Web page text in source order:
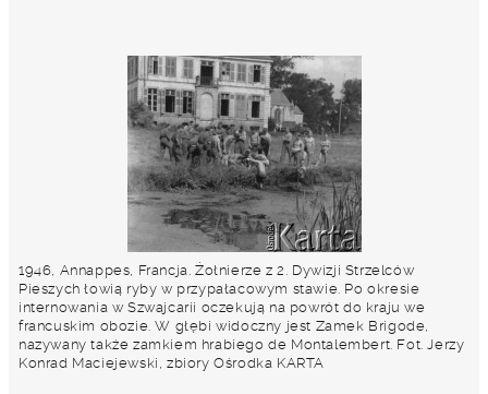
1946, Annappes, Francja. Żołnierze z 2. Dywizji Strzelców
Pieszych łowią ryby w przypałacowym stawie. Po okresie
internowania w Szwajcarii oczekują na powrót do kraju we
francuskim obozie. W głębi widoczny jest Zamek Brigode,
nazywany także zamkiem hrabiego de Montalembert. Fot. Jerzy
Konrad Maciejewski, zbiory Ośrodka KARTA